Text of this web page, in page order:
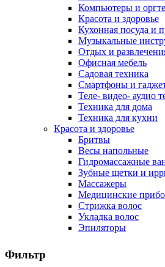
Компьютеры и
Красота и здоровье
Кухонная посуда и
Музыкальные
Отдых и
Офисная мебель
Садовая техника
Смартфоны и
Теле- видео- аудио
Техника для дома
Техника для кухни
Красота и здоровье
Бритвы
Весы напольные
Гидромассажные
Зубные щетки и
Массажеры
Медицинские
Стрижка волос
Укладка волос
Эпиляторы
Фильтр